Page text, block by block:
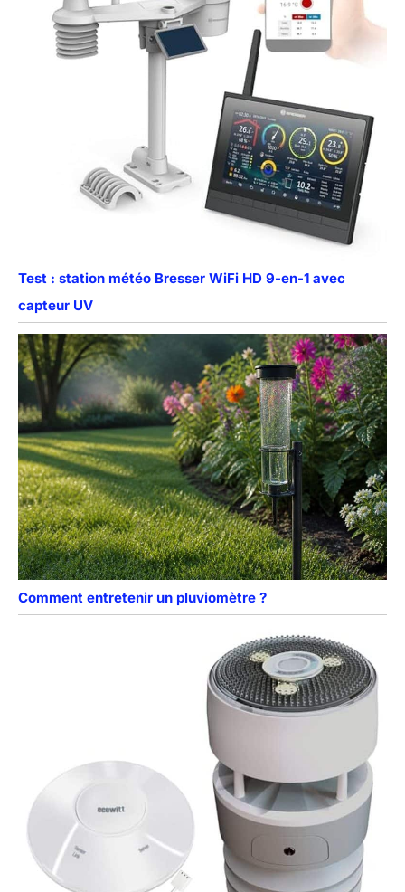
Test : station météo Bresser WiFi HD 9-en-1 avec
capteur UV
Comment entretenir un pluviomètre ?